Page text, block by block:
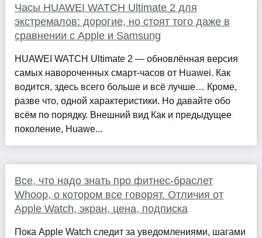
Часы HUAWEI WATCH Ultimate 2 для
экстремалов: дорогие, но стоят того даже в
сравнении с Apple и Samsung
HUAWEI WATCH Ultimate 2 — обновлённая версия
самых навороченных смарт-часов от Huawei. Как
водится, здесь всего больше и всё лучше… Кроме,
разве что, одной характеристики. Но давайте обо
всём по порядку. Внешний вид Как и предыдущее
поколение, Huawe...
Все, что надо знать про фитнес-браслет
Whoop, о котором все говорят. Отличия от
Apple Watch, экран, цена, подписка
Пока Apple Watch следит за уведомлениями, шагами